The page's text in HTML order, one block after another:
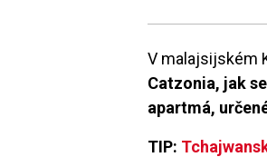
V malajsijském
Catzonia, jak
apartmá,
TIP: